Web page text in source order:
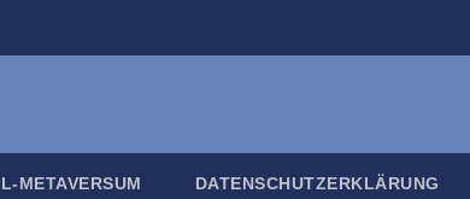
META­VER­SUM DATEN­SCHUTZ­ER­KLÄ­RUNG